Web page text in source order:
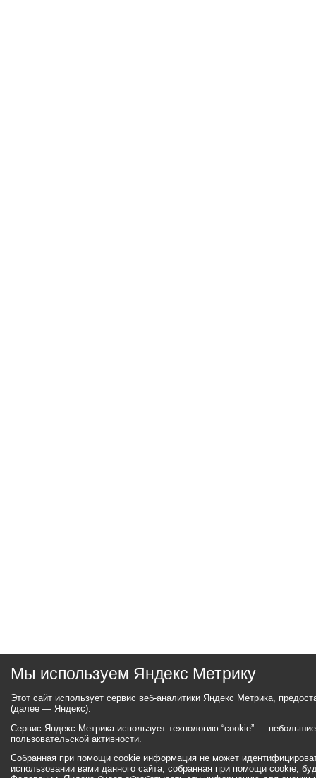
Мы используем Яндекс Метрику
Этот сайт использует сервис веб-аналитики Яндекс Метрика,
(далее — Яндекс).
Сервис Яндекс Метрика использует технологию “cookie” —
пользовательской активности.
Собранная при помощи cookie информация не может
использовании вами данного сайта, собранная при помощи cookie,